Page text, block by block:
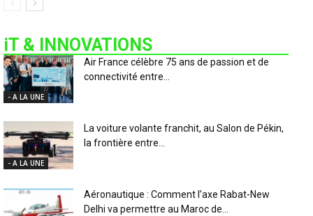
iT & INNOVATIONS
- A LA UNE
Air France célèbre 75 ans de passion et de
connectivité entre...
- A LA UNE
La voiture volante franchit, au Salon de Pékin,
la frontière entre...
Aéronautique : Comment l’axe Rabat-New
Delhi va permettre au Maroc de...